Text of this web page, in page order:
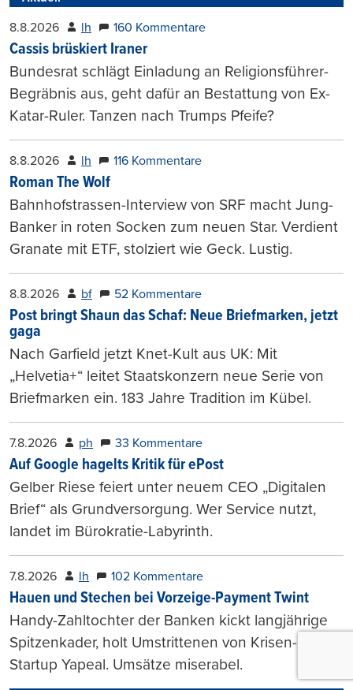
8.8.2026 lh 160 Kommentare
Cassis brüskiert Iraner
Bundesrat schlägt Einladung an Religionsführer-
Begräbnis aus, geht dafür an Bestattung von Ex-
Katar-Ruler. Tanzen nach Trumps Pfeife?
8.8.2026 lh 116 Kommentare
Roman The Wolf
Bahnhofstrassen-Interview von SRF macht Jung-
Banker in roten Socken zum neuen Star. Verdient
Granate mit ETF, stolziert wie Geck. Lustig.
8.8.2026 bf 52 Kommentare
Post bringt Shaun das Schaf: Neue Briefmarken, jetzt
gaga
Nach Garfield jetzt Knet-Kult aus UK: Mit
„Helvetia+“ leitet Staatskonzern neue Serie von
Briefmarken ein. 183 Jahre Tradition im Kübel.
7.8.2026 ph 33 Kommentare
Auf Google hagelts Kritik für ePost
Gelber Riese feiert unter neuem CEO „Digitalen
Brief“ als Grundversorgung. Wer Service nutzt,
landet im Bürokratie-Labyrinth.
7.8.2026 lh 102 Kommentare
Hauen und Stechen bei Vorzeige-Payment Twint
Handy-Zahltochter der Banken kickt langjährige
Spitzenkader, holt Umstrittenen von Krisen-
Startup Yapeal. Umsätze miserabel.